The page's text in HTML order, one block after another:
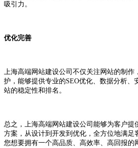
吸引力。
优化完善
上海高端网站建设公司不仅关注网站的制作
护，能够提供专业的SEO优化、数据分析、
站的稳定性和排名。
总之，上海高端网站建设公司能够为客户提
方案，从设计到开发到优化，全方位地满足
您想要拥有一个高品质、高效率、高回报的